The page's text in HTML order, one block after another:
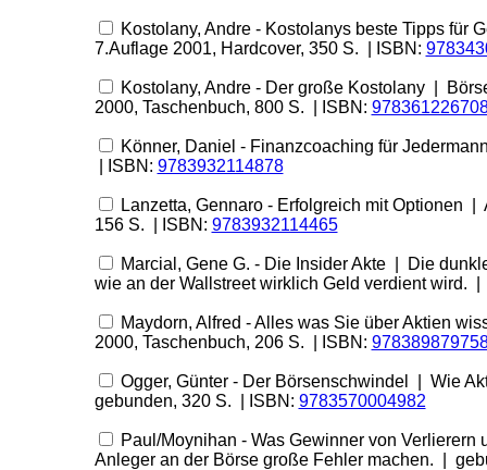
Kostolany, Andre - Kostolanys beste Tipps
7.Auflage 2001, Hardcover, 350 S. | ISBN:
Kostolany, Andre - Der große Kostolany |
2000, Taschenbuch, 800 S. | ISBN:
Könner, Daniel - Finanzcoaching für
| ISBN: 9783932114878
Lanzetta, Gennaro - Erfolgreich mit Optionen
156 S. | ISBN: 9783932114465
Marcial, Gene G. - Die Insider Akte | Die
wie an der Wallstreet wirklich Geld verdient wird.
Maydorn, Alfred - Alles was Sie über Aktien
2000, Taschenbuch, 206 S. | ISBN:
Ogger, Günter - Der Börsenschwindel | Wie
gebunden, 320 S. | ISBN: 9783570004982
Paul/Moynihan - Was Gewinner von
Anleger an der Börse große Fehler machen. |